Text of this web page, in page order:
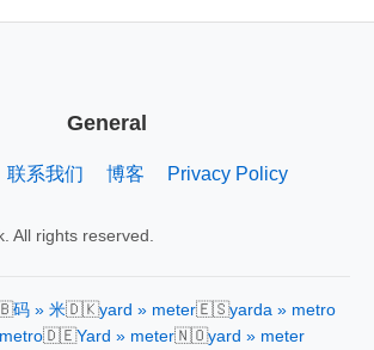
General
联系我们 博客 Privacy Policy
All rights reserved.
码 » 米🇩🇰yard » meter🇪🇸yarda » metro
🇩🇪Yard » meter🇳🇴yard » meter